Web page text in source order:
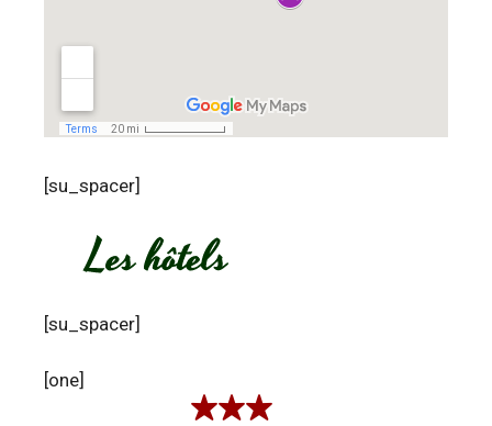
[su_spacer]
[su_spacer]
[one]